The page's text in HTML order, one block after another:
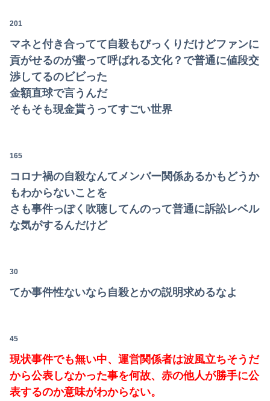
201
マネと付き合ってて自殺もびっくりだけどファンに
貢がせるのが蜜って呼ばれる文化？で普通に値段交
渉してるのビビった
金額直球で言うんだ
そもそも現金貰うってすごい世界
165
コロナ禍の自殺なんてメンバー関係あるかもどうか
もわからないことを
さも事件っぽく吹聴してんのって普通に訴訟レベル
な気がするんだけど
30
てか事件性ないなら自殺とかの説明求めるなよ
45
現状事件でも無い中、運営関係者は波風立ちそうだ
から公表しなかった事を何故、赤の他人が勝手に公
表するのか意味がわからない。